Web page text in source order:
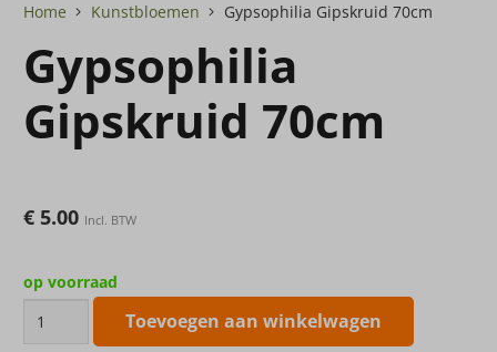
Home Kunstbloemen Gypsophilia Gipskruid 70cm
Gypsophilia
Gipskruid 70cm
€ 5.00 Incl. BTW
op voorraad
Gipskruid
Toevoegen aan winkelwagen